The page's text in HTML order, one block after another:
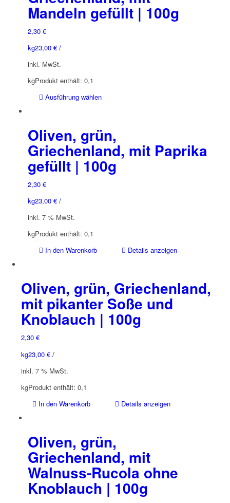
Mandeln gefüllt | 100g
2,30 €
23,00 €/
kg
inkl. MwSt.
Produkt enthält: 0,1
kg
Ausführung wählen
Varianten
auf.
Die
Optionen
Oliven, grün,
Griechenland, mit Paprika
gefüllt | 100g
2,30 €
23,00 €/
kg
inkl. 7 % MwSt.
Produkt enthält: 0,1
kg
In den Warenkorb
Details anzeigen
Oliven, grün, Griechenland,
mit pikanter Soße und
Knoblauch | 100g
2,30 €
23,00 €/
kg
inkl. 7 % MwSt.
Produkt enthält: 0,1
kg
In den Warenkorb
Details anzeigen
Oliven, grün,
Griechenland, mit
Walnuss-Rucola ohne
Knoblauch | 100g